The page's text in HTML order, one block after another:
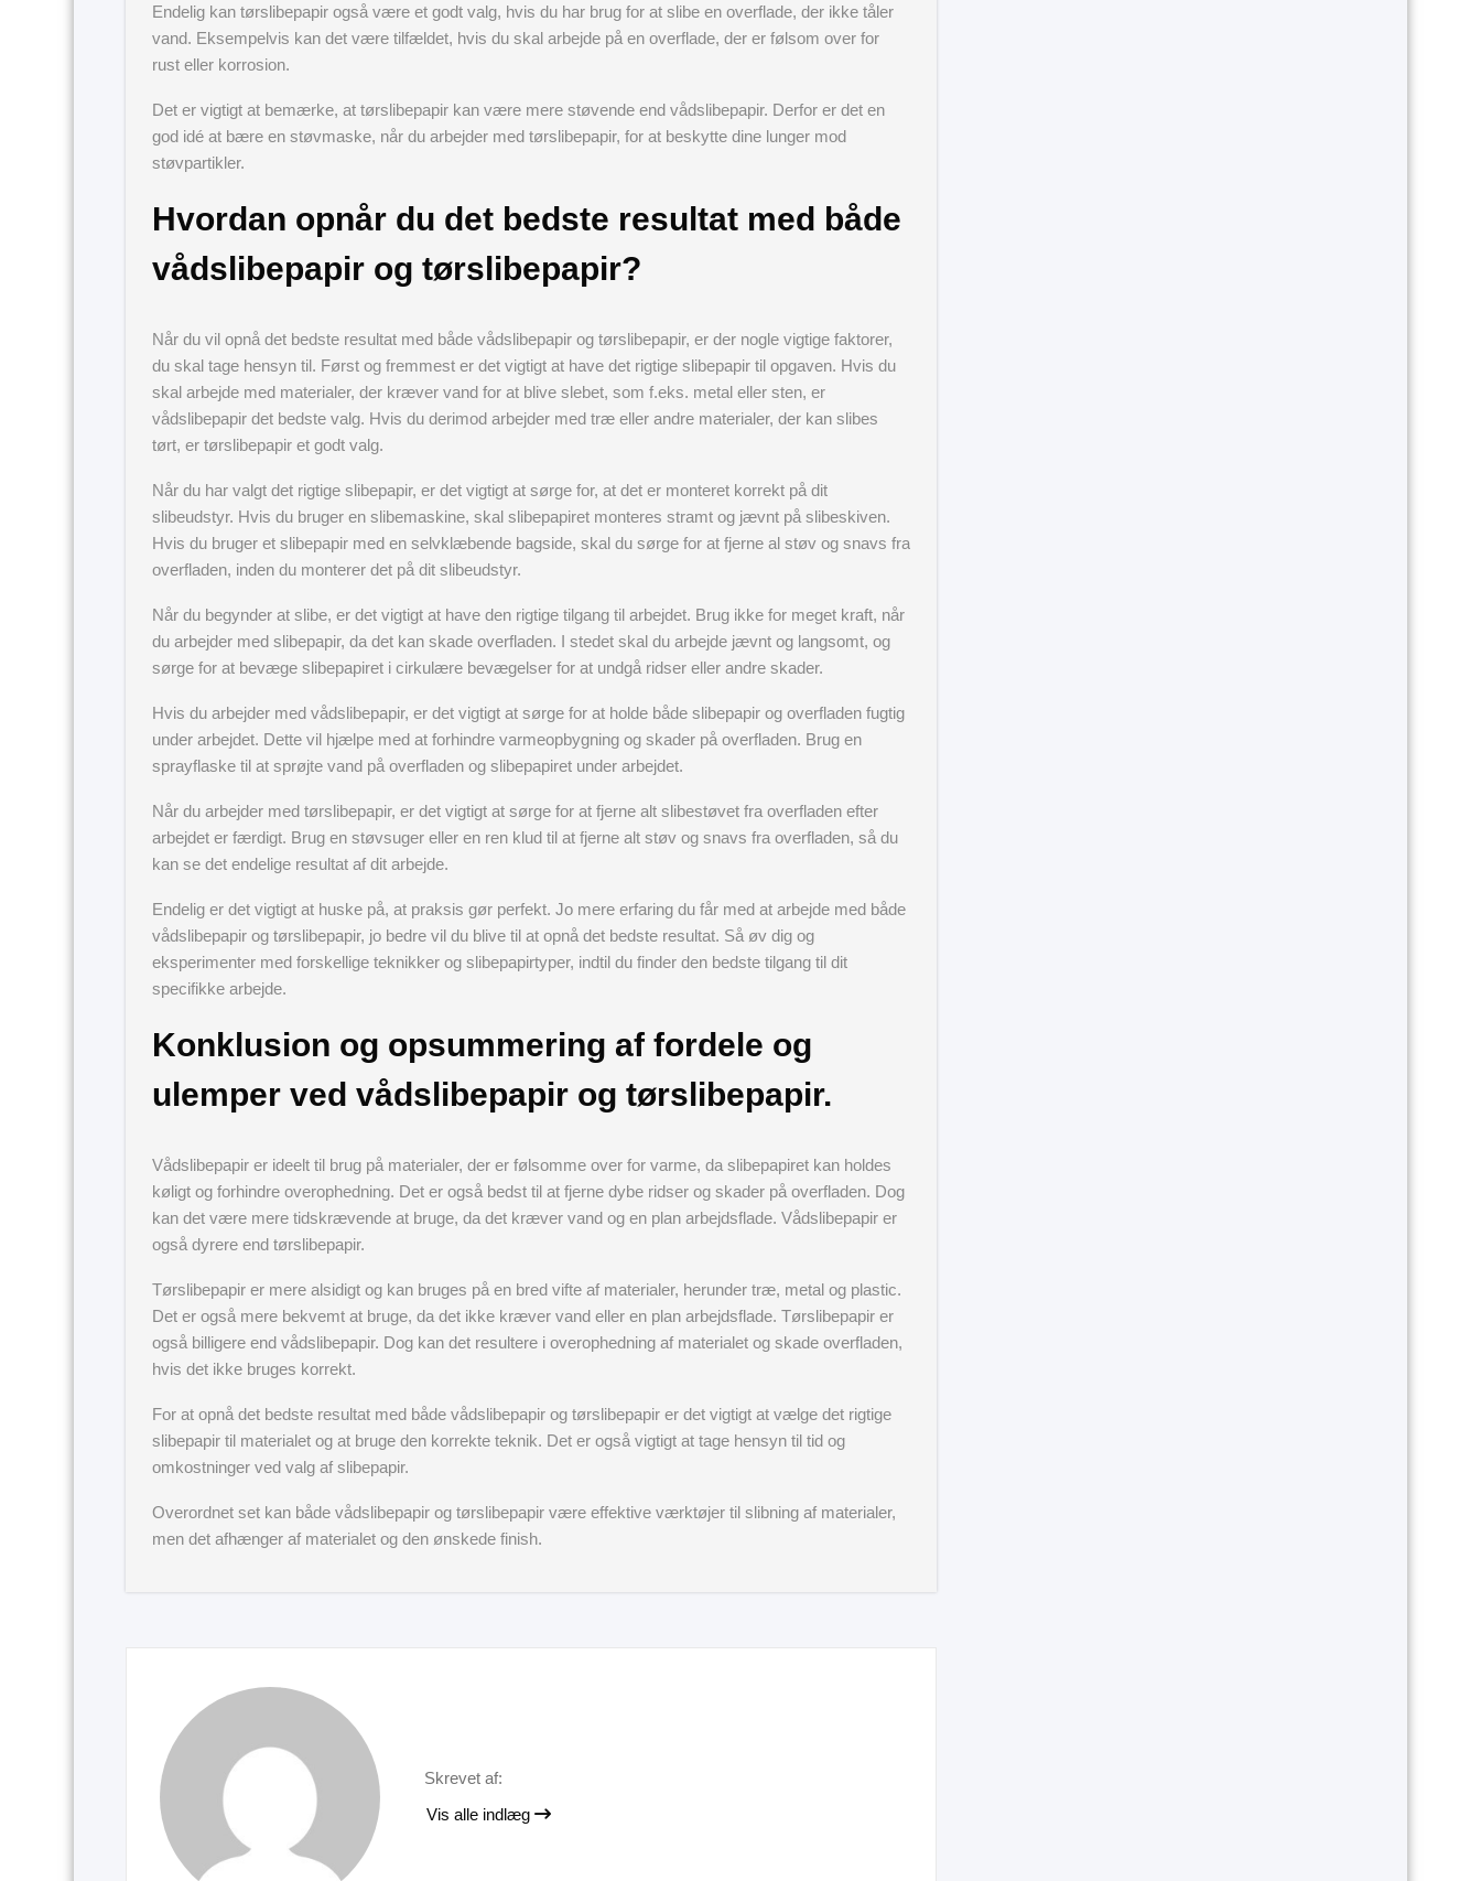
Endelig kan tørslibepapir også være et godt valg, hvis du har brug for at slibe en overflade, der ikke tåler
vand. Eksempelvis kan det være tilfældet, hvis du skal arbejde på en overflade, der er følsom over for
rust eller korrosion.
Det er vigtigt at bemærke, at tørslibepapir kan være mere støvende end vådslibepapir. Derfor er det en
god idé at bære en støvmaske, når du arbejder med tørslibepapir, for at beskytte dine lunger mod
støvpartikler.
Hvordan opnår du det bedste resultat med både
vådslibepapir og tørslibepapir?
Når du vil opnå det bedste resultat med både vådslibepapir og tørslibepapir, er der nogle vigtige faktorer,
du skal tage hensyn til. Først og fremmest er det vigtigt at have det rigtige slibepapir til opgaven. Hvis du
skal arbejde med materialer, der kræver vand for at blive slebet, som f.eks. metal eller sten, er
vådslibepapir det bedste valg. Hvis du derimod arbejder med træ eller andre materialer, der kan slibes
tørt, er tørslibepapir et godt valg.
Når du har valgt det rigtige slibepapir, er det vigtigt at sørge for, at det er monteret korrekt på dit
slibeudstyr. Hvis du bruger en slibemaskine, skal slibepapiret monteres stramt og jævnt på slibeskiven.
Hvis du bruger et slibepapir med en selvklæbende bagside, skal du sørge for at fjerne al støv og snavs fra
overfladen, inden du monterer det på dit slibeudstyr.
Når du begynder at slibe, er det vigtigt at have den rigtige tilgang til arbejdet. Brug ikke for meget kraft, når
du arbejder med slibepapir, da det kan skade overfladen. I stedet skal du arbejde jævnt og langsomt, og
sørge for at bevæge slibepapiret i cirkulære bevægelser for at undgå ridser eller andre skader.
Hvis du arbejder med vådslibepapir, er det vigtigt at sørge for at holde både slibepapir og overfladen fugtig
under arbejdet. Dette vil hjælpe med at forhindre varmeopbygning og skader på overfladen. Brug en
sprayflaske til at sprøjte vand på overfladen og slibepapiret under arbejdet.
Når du arbejder med tørslibepapir, er det vigtigt at sørge for at fjerne alt slibestøvet fra overfladen efter
arbejdet er færdigt. Brug en støvsuger eller en ren klud til at fjerne alt støv og snavs fra overfladen, så du
kan se det endelige resultat af dit arbejde.
Endelig er det vigtigt at huske på, at praksis gør perfekt. Jo mere erfaring du får med at arbejde med både
vådslibepapir og tørslibepapir, jo bedre vil du blive til at opnå det bedste resultat. Så øv dig og
eksperimenter med forskellige teknikker og slibepapirtyper, indtil du finder den bedste tilgang til dit
specifikke arbejde.
Konklusion og opsummering af fordele og
ulemper ved vådslibepapir og tørslibepapir.
Vådslibepapir er ideelt til brug på materialer, der er følsomme over for varme, da slibepapiret kan holdes
køligt og forhindre overophedning. Det er også bedst til at fjerne dybe ridser og skader på overfladen. Dog
kan det være mere tidskrævende at bruge, da det kræver vand og en plan arbejdsflade. Vådslibepapir er
også dyrere end tørslibepapir.
Tørslibepapir er mere alsidigt og kan bruges på en bred vifte af materialer, herunder træ, metal og plastic.
Det er også mere bekvemt at bruge, da det ikke kræver vand eller en plan arbejdsflade. Tørslibepapir er
også billigere end vådslibepapir. Dog kan det resultere i overophedning af materialet og skade overfladen,
hvis det ikke bruges korrekt.
For at opnå det bedste resultat med både vådslibepapir og tørslibepapir er det vigtigt at vælge det rigtige
slibepapir til materialet og at bruge den korrekte teknik. Det er også vigtigt at tage hensyn til tid og
omkostninger ved valg af slibepapir.
Overordnet set kan både vådslibepapir og tørslibepapir være effektive værktøjer til slibning af materialer,
men det afhænger af materialet og den ønskede finish.
Skrevet af:
Vis alle indlæg